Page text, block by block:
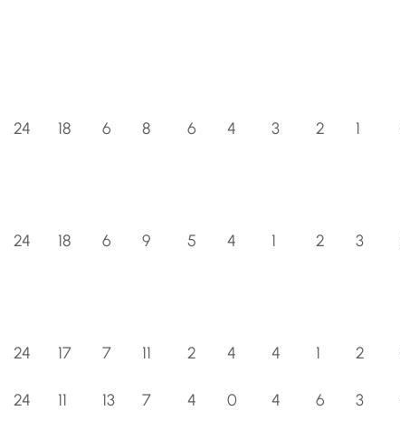
24 18 6 8 6 4 3 2 1
24 18 6 9 5 4 1 2 3
24 17 7 11 2 4 4 1 2
24 11 13 7 4 0 4 6 3